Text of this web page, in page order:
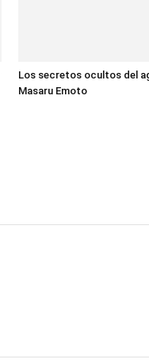
Los secretos ocultos del
Masaru Emoto